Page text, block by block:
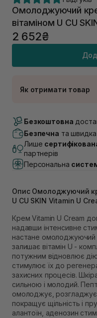
Омолоджуючий
вітаміном U CU
2 652₴
Як отримати товар
В наявності
Самовивіз м.
В наявності
Самовивіз м.
(Duck’s Lake)
В наявності
В наявності
Самовивіз м.
Самовивіз м.
В наявності
Самовивіз м.
Екватор)
В наявності
Безкоштовна
Безпечна та
Лише
партнерів
Персональна
Опис Омолоджуючий
U CU SKIN Vitamin U
Крем Vitamin U Cream
надавши інтенсивне
настане
залишає вітамін U -
потужним відновлює
стимулює їх до
захисних процесів.
сильною і молодий.
омолоджує,
покращує щільність і
алантоїн, аденозин